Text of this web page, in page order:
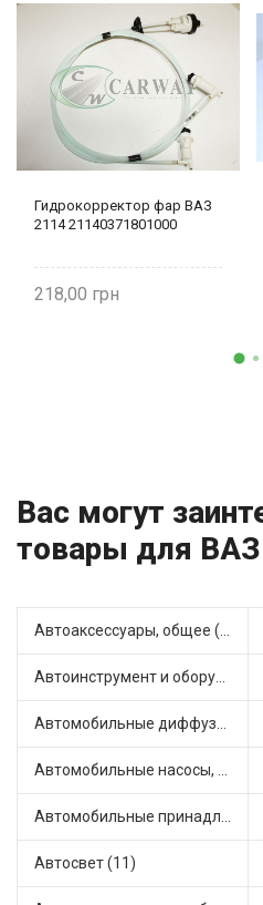
Гидрокорректор фар ВАЗ
2114 21140371801000
218,00
Вас могут
товары для
Автоаксессуары, общее (1)
Автоинструмент и оборудование (7)
Автомобильные диффузоры и вентиляторы (4)
Автомобильные насосы, компрессоры и манометры (1)
Автомобильные принадлежности и аксессуары (3)
Автосвет (11)